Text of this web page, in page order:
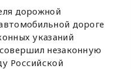
дорожной
дороге
указаний
незаконную
Российской